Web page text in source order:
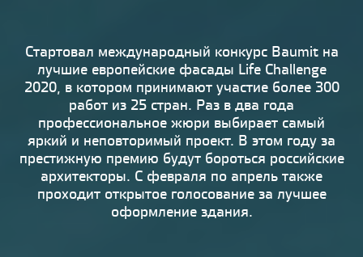
Стартовал международный конкурс Baumit на
лучшие европейские фасады Life Challenge
2020, в котором принимают участие более 300
работ из 25 стран. Раз в два года
профессиональное жюри выбирает самый
яркий и неповторимый проект. В этом году за
престижную премию будут бороться российские
архитекторы. С февраля по апрель также
проходит открытое голосование за лучшее
оформление здания.